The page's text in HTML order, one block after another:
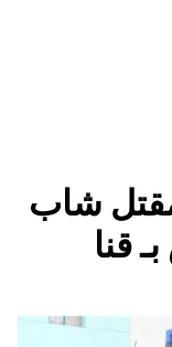
شاب
قنا